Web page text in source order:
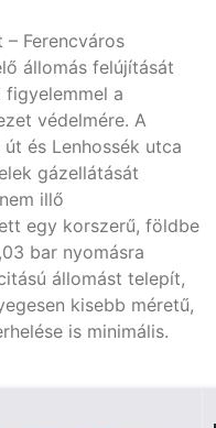
Ferencváros
állomás felújítását
a
védelmére. A
és Lenhossék utca
gázellátását
illő
egy korszerű, földbe
bar nyomásra
állomást telepít,
kisebb méretű,
is minimális.